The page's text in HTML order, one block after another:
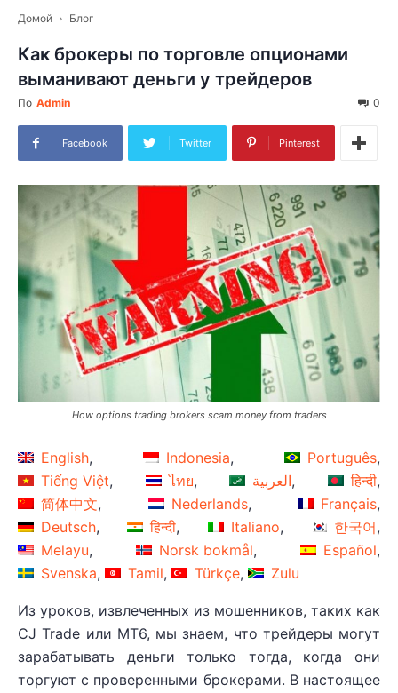
Домой Блог
Как брокеры по торговле опционами
выманивают деньги у трейдеров
По Admin 0
Facebook Twitter Pinterest
How options trading brokers scam money from traders
English Indonesia
Português
Tiếng Việt
ไทย العربية
हिन्दी
简体中文
Nederlands
Français
Deutsch
हिन्दी Italiano
한국어
Melayu
Norsk bokmål
Español
Svenska
Tamil Türkçe Zulu
Из уроков, извлеченных из мошенников, таких как
CJ Trade или MT6, мы знаем, что трейдеры могут
зарабатывать деньги только тогда, когда они
торгуют с проверенными брокерами. В настоящее